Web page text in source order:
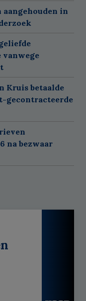
in
vanwege
Kruis betaalde
gecontracteerde
na bezwaar